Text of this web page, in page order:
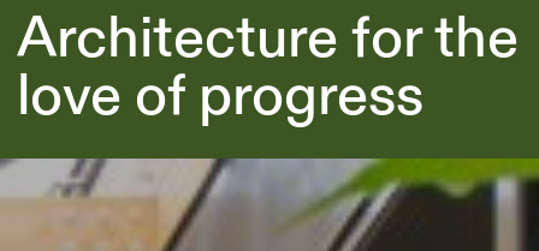
Architecture for the
love of progress
Afbeelding